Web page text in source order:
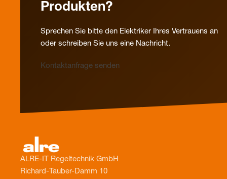
Produkten?
Sprechen Sie bitte den Elektriker Ihres Vertrauens an
oder schreiben Sie uns eine Nachricht.
Kontaktanfrage senden
ALRE-IT Regeltechnik GmbH
Richard-Tauber-Damm 10